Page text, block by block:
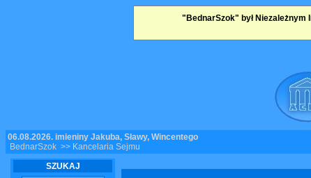
"BednarSzok" był Niezależnym
06.08.2026, imieniny Jakuba, Sławy, Wincentego
BednarSzok >> Kancelaria Sejmu
SZUKAJ